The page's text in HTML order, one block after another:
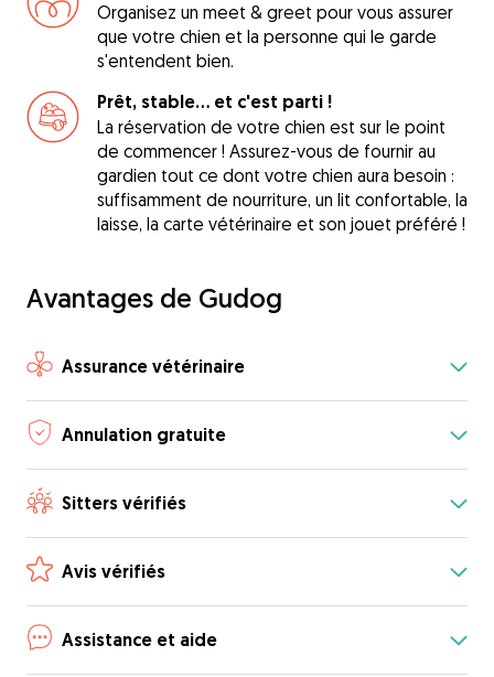
Organisez un meet & greet pour vous assurer
que votre chien et la personne qui le garde
s'entendent bien.
Prêt, stable... et c'est parti !
La réservation de votre chien est sur le point
de commencer ! Assurez-vous de fournir au
gardien tout ce dont votre chien aura besoin :
suffisamment de nourriture, un lit confortable, la
laisse, la carte vétérinaire et son jouet préféré !
Avantages de Gudog
Assurance vétérinaire
Annulation gratuite
Sitters vérifiés
Avis vérifiés
Assistance et aide